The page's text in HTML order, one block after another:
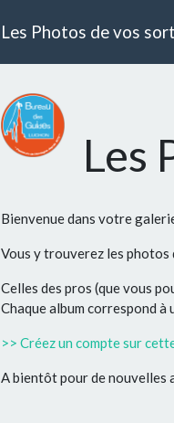
Les Photos de vos
Les
Bienvenue dans votre
Vous y trouverez les photos
Celles des pros (que vous
Chaque album correspond à
>> Créez un compte sur
A bientôt pour de nouvelles